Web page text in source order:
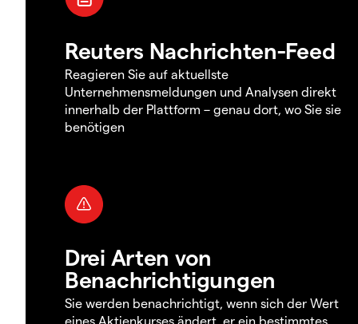
Reuters Nachrichten-Feed
Reagieren Sie auf aktuellste
Unternehmensmeldungen und Analysen direkt
innerhalb der Plattform – genau dort, wo Sie sie
benötigen
Drei Arten von
Benachrichtigungen
Sie werden benachrichtigt, wenn sich der Wert
eines Aktienkurses ändert, er ein bestimmtes